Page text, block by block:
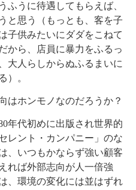
ふうに待遇してもらえば、
と思う（もっとも、客を子
子供みたいにダダをこねて
から、店員に暴力をふるっ
大人らしからぬふるまいに
）。
ホンモノなのだろうか？
代初めに出版され世界的
レント・カンパニー」のな
、いつもかならず強い顧客
れば外部志向が人一倍強
、環境の変化には並はずれ